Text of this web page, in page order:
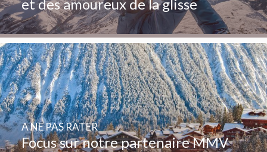
et des amoureux de la glisse
Focus sur notre partenaire MMV
A NE PAS RATER